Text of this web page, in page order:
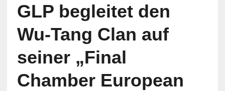
GLP begleitet den
Wu-Tang Clan auf
seiner „Final
Chamber European